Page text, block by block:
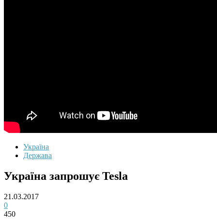
Україна
Держава
Україна запрошує Tesla
21.03.2017
0
450